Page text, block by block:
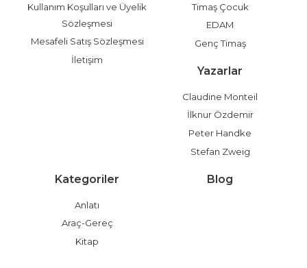
Kullanım Koşulları ve Üyelik
Sözleşmesi
Mesafeli Satış Sözleşmesi
İletişim
Timaş Çocuk
EDAM
Genç Timaş
Yazarlar
Claudine Monteil
İlknur Özdemir
Peter Handke
Stefan Zweig
Kategoriler
Anlatı
Araç-Gereç
Kitap
Blog